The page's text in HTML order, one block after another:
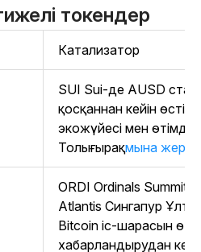
токендер
Катализатор
SUI Sui-де AUSD
қосқаннан кейін өсті,
экожүйесі мен
Толығырақмына
ORDI Ordinals Summit
Atlantis Сингапур
Bitcoin іс-шарасын
хабарландырудан